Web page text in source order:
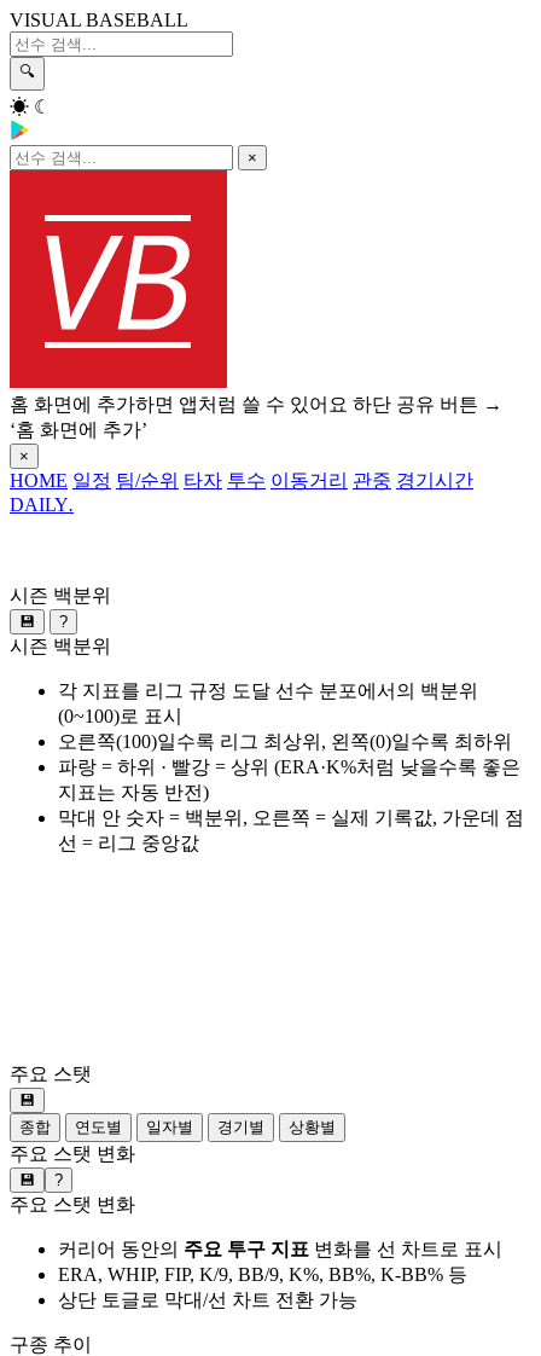
VISUAL BASEBALL
🔍
☀ ☾
×
홈 화면에 추가하면 앱처럼 쓸 수 있어요 하단 공유 버튼 →
‘홈 화면에 추가’
×
HOME 일정 팀/순위 타자 투수 이동거리 관중 경기시간
DAILY.
시즌 백분위
💾 ?
시즌 백분위
각 지표를 리그 규정 도달 선수 분포에서의 백분위
(0~100)로 표시
오른쪽(100)일수록 리그 최상위, 왼쪽(0)일수록 최하위
파랑 = 하위 · 빨강 = 상위 (ERA·K%처럼 낮을수록 좋은
지표는 자동 반전)
막대 안 숫자 = 백분위, 오른쪽 = 실제 기록값, 가운데 점
선 = 리그 중앙값
주요 스탯
💾
종합
연도별 일자별 경기별 상황별
주요 스탯 변화
💾 ?
주요 스탯 변화
커리어 동안의 주요 투구 지표 변화를 선 차트로 표시
ERA, WHIP, FIP, K/9, BB/9, K%, BB%, K-BB% 등
상단 토글로 막대/선 차트 전환 가능
구종 추이